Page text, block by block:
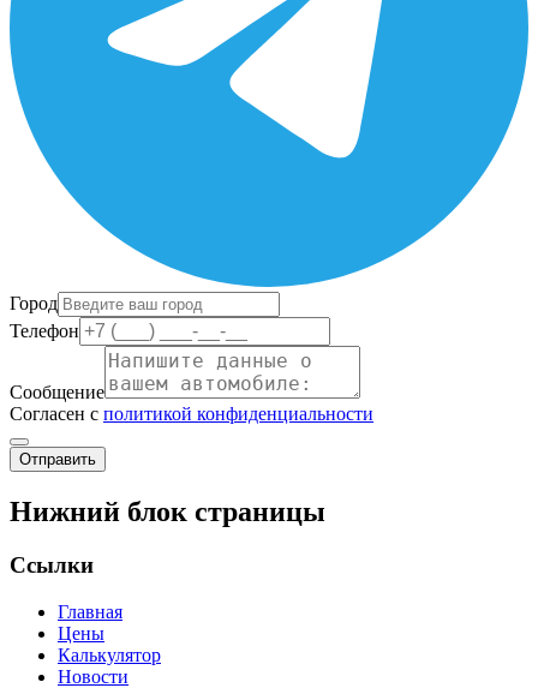
Город
Телефон
Сообщение
Согласен с политикой конфиденциальности
Отправить
Нижний блок страницы
Ссылки
Главная
Цены
Калькулятор
Новости